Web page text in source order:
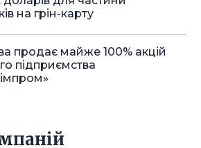
на грін-карту
продає майже 100% акцій
підприємства